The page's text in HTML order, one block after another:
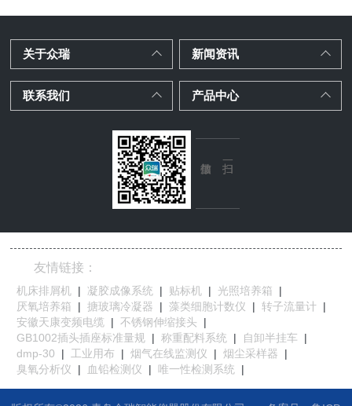
关于众瑞 新闻资讯
联系我们 产品中心
友情链接：
机床排屑机 | 凝胶成像系统 | 贴标机 | 光照培养箱
|
厌氧培养箱
| 搪玻璃冷凝器 | 藻类细胞计数仪 | 转子流量计 |
安徽天康变频电缆
| 不锈钢伸缩接头
|
GB1002插头插座标准量规 | 称重配料系统 | 自卸半挂车
|
dmp-30
| 工业用布 | 烟气在线监测仪 | 烟尘采样器
|
臭氧分析仪
| 血铅检测仪 | 唯一性检测系统 |